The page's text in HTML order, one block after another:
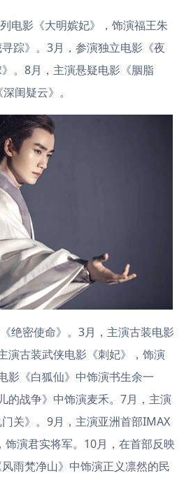
电影《大明嫔妃》， 饰演福王朱
踪》。3月，参演独立电影《夜
。8月，主演悬疑电影《胭脂
闺疑云》。
绝密使命》。3月，主演古装电影
演古装武侠电影《刺妃》，饰演
影《白狐仙》中饰演书生余一
的战争》中饰演麦禾。7月，主演
关》。9月，主演亚洲首部IMAX
演君实将军。10月，在首部反映
雨梵净山》中饰演正义凛然的民